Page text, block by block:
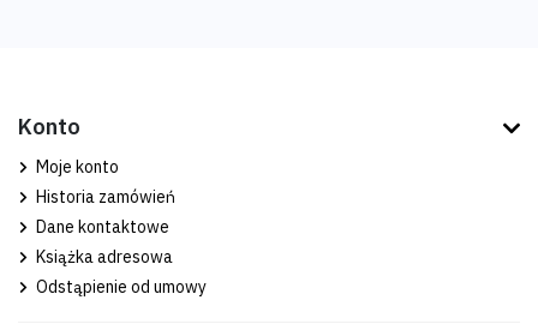
Konto
Moje konto
Historia zamówień
Dane kontaktowe
Książka adresowa
Odstąpienie od umowy